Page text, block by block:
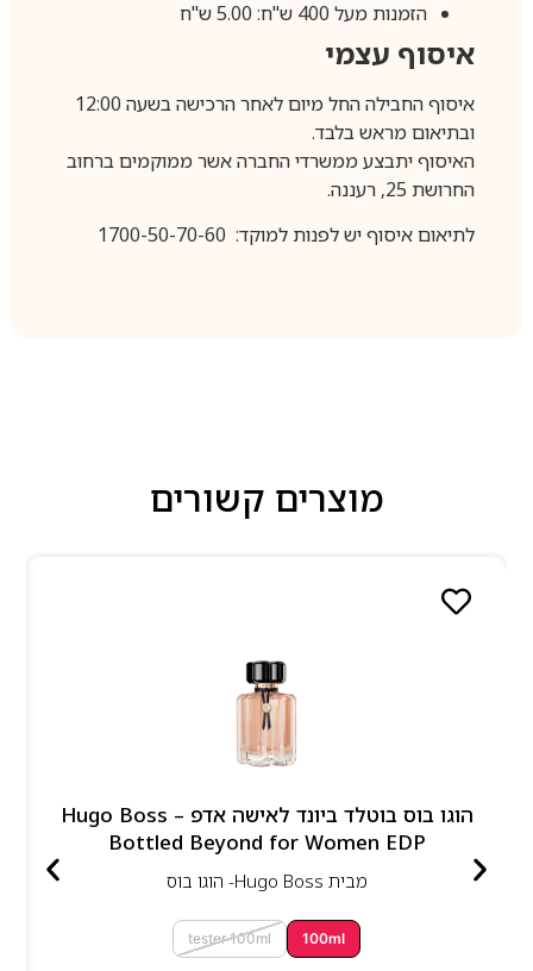
הזמנות מעל 400 ש"ח: 5.00 ש"ח
איסוף עצמי
איסוף החבילה החל מיום לאחר הרכישה בשעה 12:00
ובתיאום מראש בלבד.
האיסוף יתבצע ממשרדי החברה אשר ממוקמים ברחוב
החרושת 25, רעננה.
לתיאום איסוף יש לפנות למוקד: 1700-50-70-60
מוצרים קשורים
הוגו בוס בוטלד ביונד לאישה אדפ – Hugo Boss
Bottled Beyond for Women EDP
מבית Hugo Boss- הוגו בוס
100ml
tester 100ml